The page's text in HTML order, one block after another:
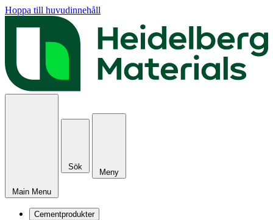
Hoppa till huvudinnehåll
Main Menu
Sök
Meny
Cementprodukter